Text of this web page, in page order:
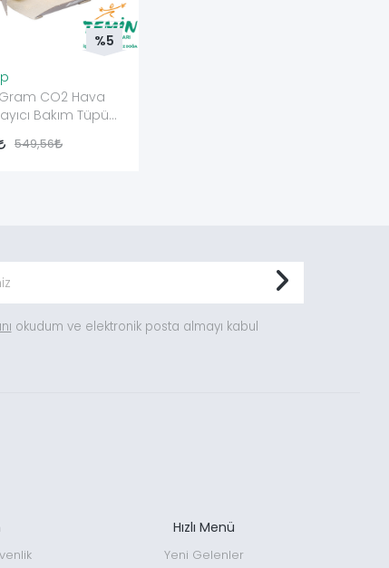
Gram CO2 Hava
Bakım Tüpü
549,56
%5
okudum ve elektronik posta almayı kabul
Hızlı Menü
Yeni Gelenler